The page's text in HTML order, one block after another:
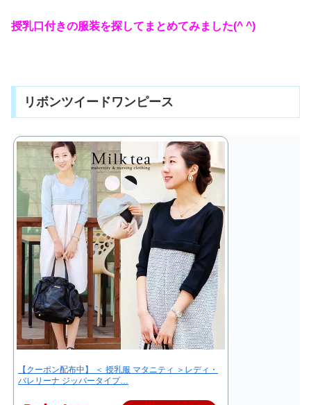
授乳口付きの服装を探してまとめてみました(^ ^)
リボンツイードワンピース
【クーポン配布中】 ＜ 授乳服 マタニティ ＞レディ・
バレリーナ ジッパータイプ…